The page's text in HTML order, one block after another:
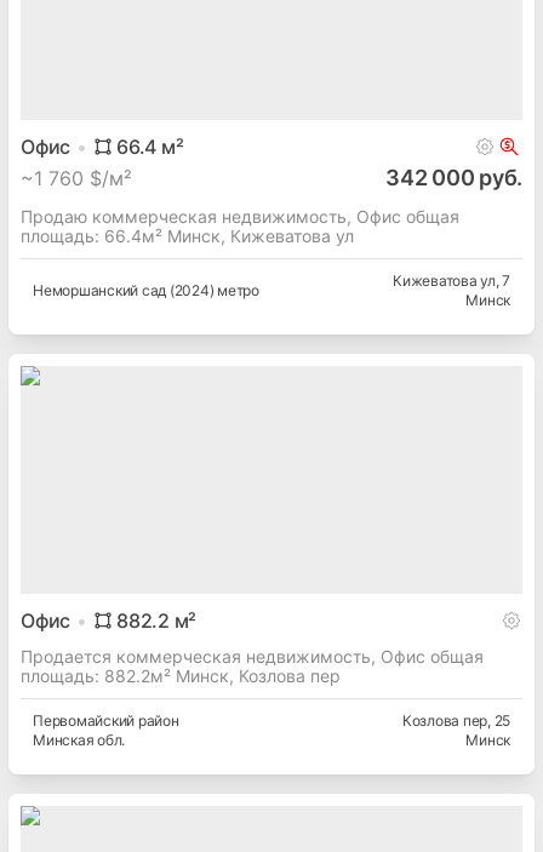
Офис 66.4 м²
~1 760 $/м² 342 000 руб.
Продаю коммерческая недвижимость, Офис общая
площадь: 66.4м² Минск, Кижеватова ул
Неморшанский сад (2024) метро
Кижеватова ул, 7
Минск
Офис 882.2 м²
Продается коммерческая недвижимость, Офис общая
площадь: 882.2м² Минск, Козлова пер
Первомайский район
Минская обл.
Козлова пер, 25
Минск